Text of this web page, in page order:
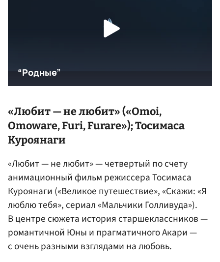
«Любит — не любит» («Omoi,
Omoware, Furi, Furare»); Тосимаса
Куроянаги
«Любит — не любит» — четвертый по счету
анимационный фильм режиссера Тосимаса
Куроянаги («Великое путешествие», «Скажи: «Я
люблю тебя», сериал «Мальчики Голливуда»).
В центре сюжета история старшеклассников —
романтичной Юны и прагматичного Акари —
с очень разными взглядами на любовь.